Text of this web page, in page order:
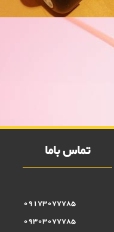
تماس باما
09173077785
09303077785